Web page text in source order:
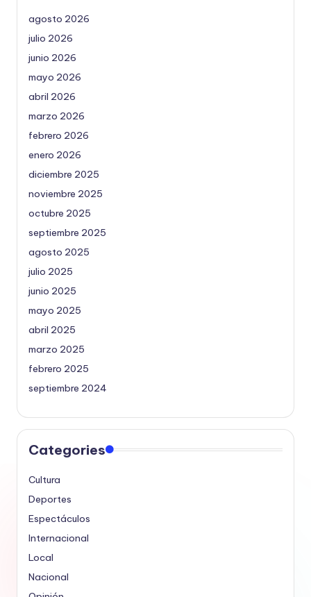
agosto 2026
julio 2026
junio 2026
mayo 2026
abril 2026
marzo 2026
febrero 2026
enero 2026
diciembre 2025
noviembre 2025
octubre 2025
septiembre 2025
agosto 2025
julio 2025
junio 2025
mayo 2025
abril 2025
marzo 2025
febrero 2025
septiembre 2024
Categories
Cultura
Deportes
Espectáculos
Internacional
Local
Nacional